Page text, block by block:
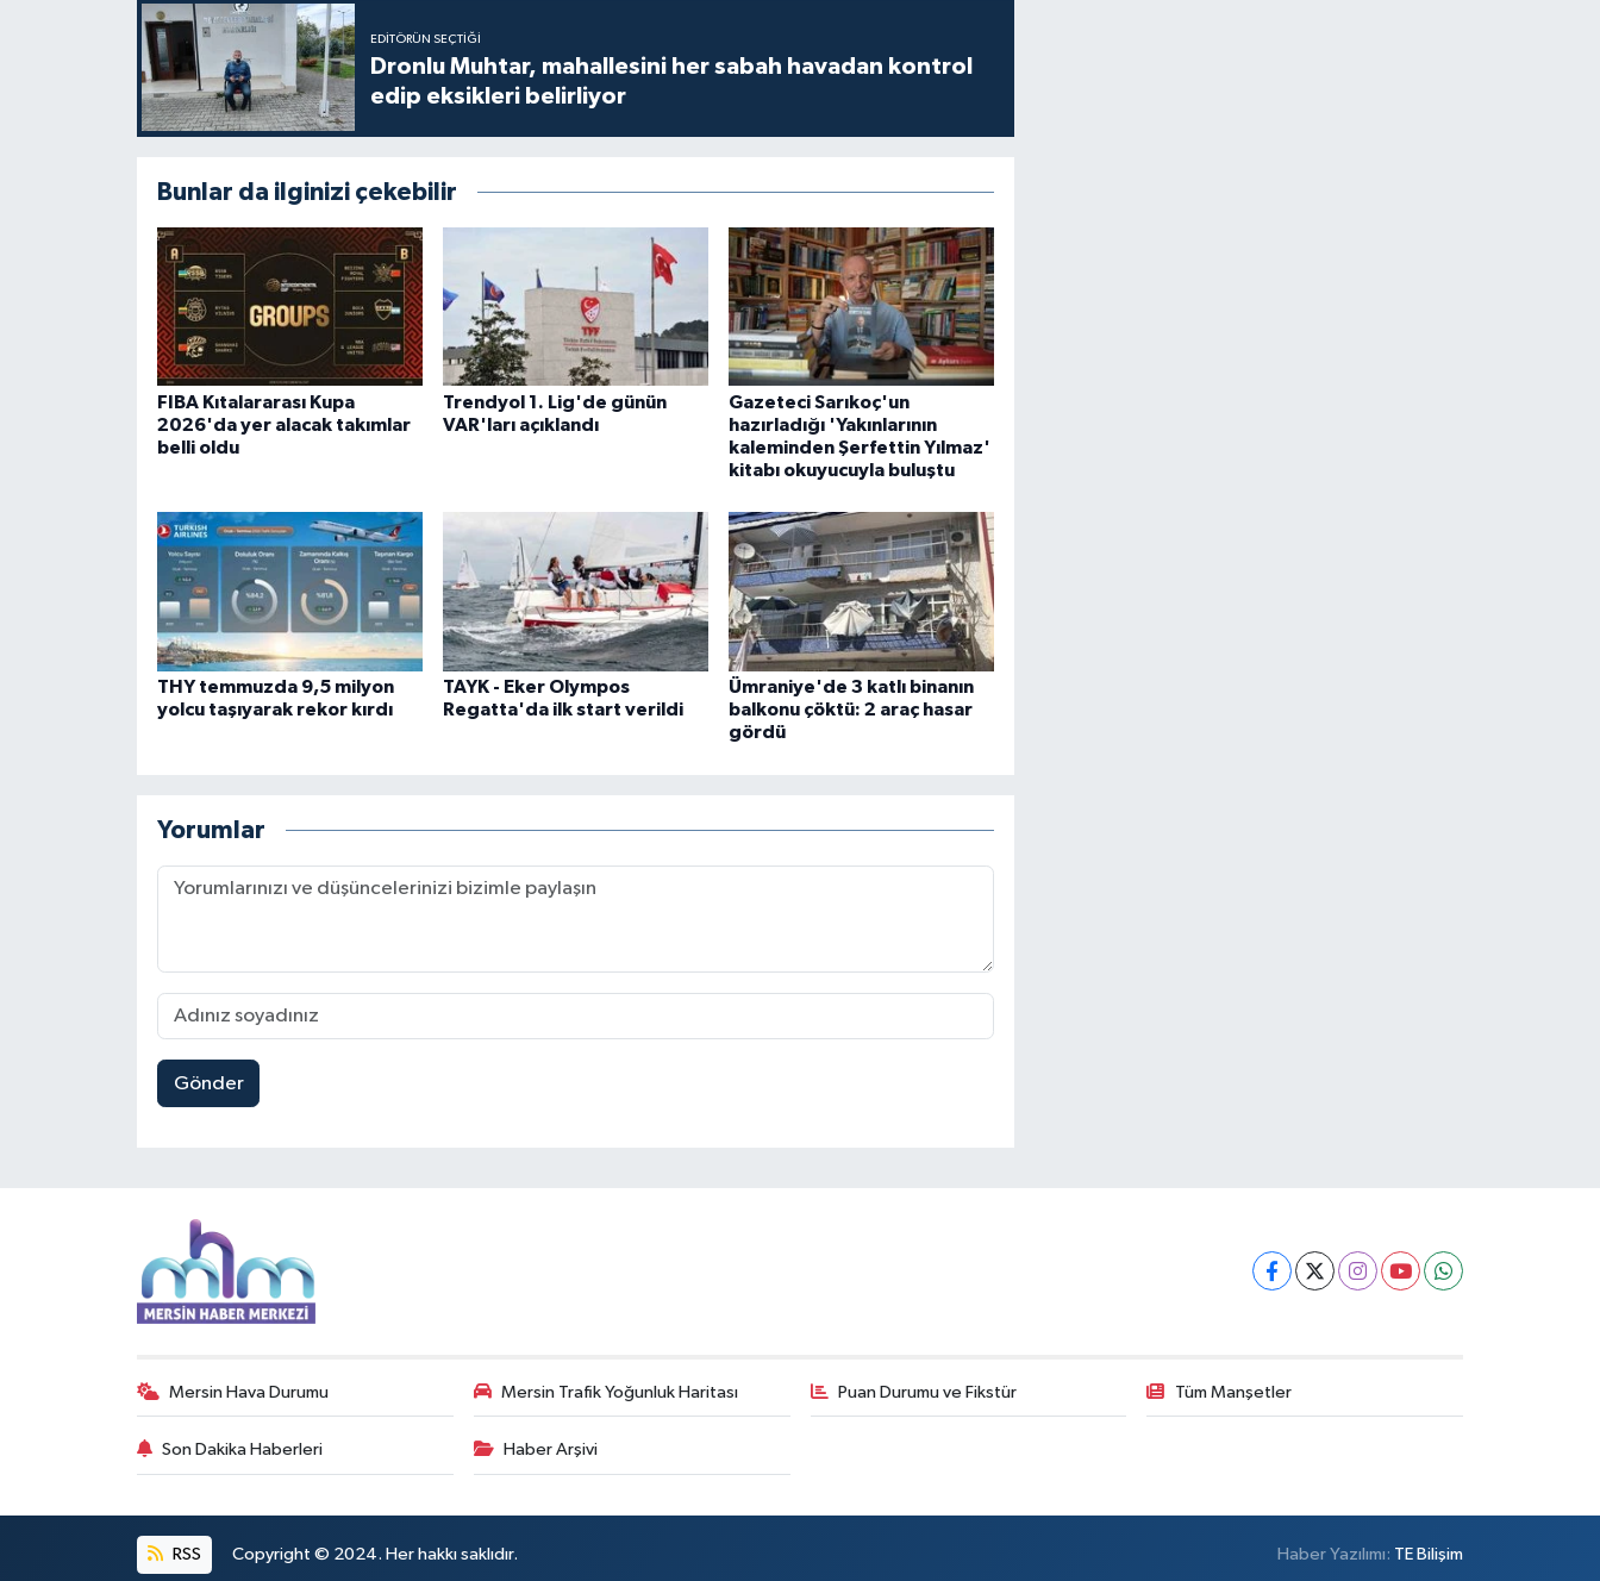
EDITÖRÜN SEÇTIĞI
Dronlu Muhtar, mahallesini her sabah havadan kontrol
edip eksikleri belirliyor
Bunlar da ilginizi çekebilir
FIBA Kıtalararası Kupa
2026'da yer alacak takımlar
belli oldu
Trendyol 1. Lig'de günün
VAR'ları açıklandı
Gazeteci Sarıkoç'un
hazırladığı 'Yakınlarının
kaleminden Şerfettin Yılmaz'
kitabı okuyucuyla buluştu
THY temmuzda 9,5 milyon
yolcu taşıyarak rekor kırdı
TAYK - Eker Olympos
Regatta'da ilk start verildi
Ümraniye'de 3 katlı binanın
balkonu çöktü: 2 araç hasar
gördü
Yorumlar
Gönder
Mersin Hava Durumu Mersin Trafik Yoğunluk Haritası Puan Durumu ve Fikstür Tüm Manşetler
Son Dakika Haberleri Haber Arşivi
RSS Copyright © 2024. Her hakkı saklıdır. Haber Yazılımı: TE Bilişim